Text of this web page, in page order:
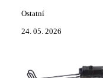
Ostatní
24. 05. 2026